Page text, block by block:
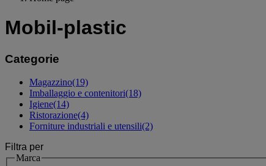
Mobil-plastic
Categorie
Magazzino(19)
Imballaggio e contenitori(18)
Igiene(14)
Ristorazione(4)
Forniture industriali e utensili(2)
Filtra per
Marca